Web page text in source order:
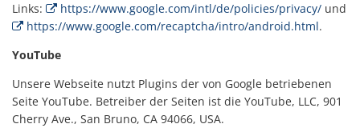
Links:
https://www.google.com/intl/de/policies/privacy/und
https://www.google.com/recaptcha/intro/android.html.
YouTube
Unsere Webseite nutzt Plugins der von Google betriebenen
Seite YouTube. Betreiber der Seiten ist die YouTube, LLC, 901
Cherry Ave., San Bruno, CA 94066, USA.